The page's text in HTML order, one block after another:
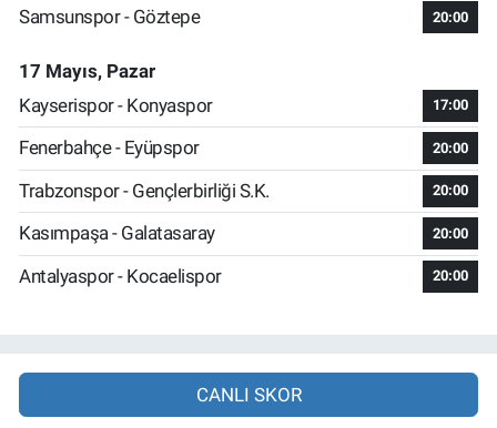
Samsunspor - Göztepe 20:00
17 Mayıs, Pazar
Kayserispor - Konyaspor
17:00
Fenerbahçe - Eyüpspor 20:00
Trabzonspor - Gençlerbirliği S.K. 20:00
Kasımpaşa - Galatasaray 20:00
Antalyaspor - Kocaelispor 20:00
CANLI SKOR